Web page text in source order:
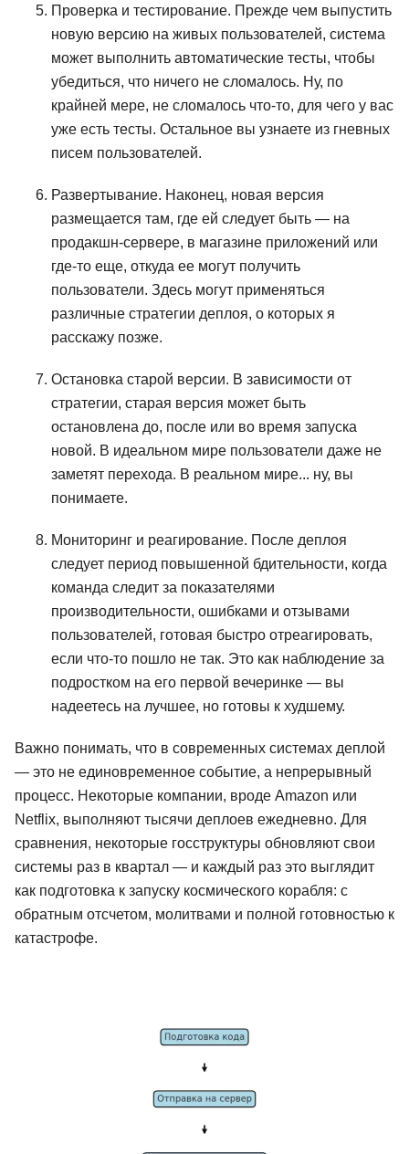
Проверка и тестирование. Прежде чем выпустить
новую версию на живых пользователей, система
может выполнить автоматические тесты, чтобы
убедиться, что ничего не сломалось. Ну, по
крайней мере, не сломалось что-то, для чего у вас
уже есть тесты. Остальное вы узнаете из гневных
писем пользователей.
Развертывание. Наконец, новая версия
размещается там, где ей следует быть — на
продакшн-сервере, в магазине приложений или
где-то еще, откуда ее могут получить
пользователи. Здесь могут применяться
различные стратегии деплоя, о которых я
расскажу позже.
Остановка старой версии. В зависимости от
стратегии, старая версия может быть
остановлена до, после или во время запуска
новой. В идеальном мире пользователи даже не
заметят перехода. В реальном мире... ну, вы
понимаете.
Мониторинг и реагирование. После деплоя
следует период повышенной бдительности, когда
команда следит за показателями
производительности, ошибками и отзывами
пользователей, готовая быстро отреагировать,
если что-то пошло не так. Это как наблюдение за
подростком на его первой вечеринке — вы
надеетесь на лучшее, но готовы к худшему.
Важно понимать, что в современных системах деплой
— это не единовременное событие, а непрерывный
процесс. Некоторые компании, вроде Amazon или
Netflix, выполняют тысячи деплоев ежедневно. Для
сравнения, некоторые госструктуры обновляют свои
системы раз в квартал — и каждый раз это выглядит
как подготовка к запуску космического корабля: с
обратным отсчетом, молитвами и полной готовностью к
катастрофе.